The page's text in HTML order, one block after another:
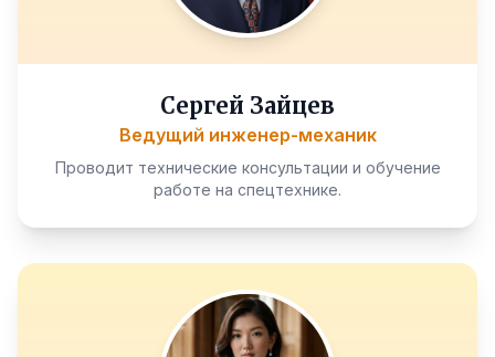
Сергей Зайцев
Ведущий инженер-механик
Проводит технические консультации и обучение
работе на спецтехнике.